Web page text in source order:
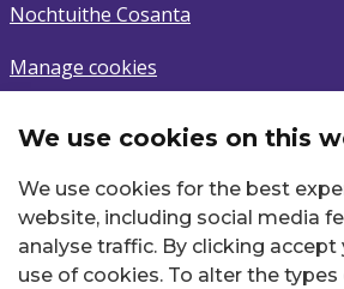
Nochtuithe Cosanta
Manage cookies
Cláraigh
Cláraigh don Nuacht is Déanaí
Seoladh r-phoist
We use cookies on this
We use cookies for the best
website, including social media
analyse traffic. By clicking
use of cookies. To alter the